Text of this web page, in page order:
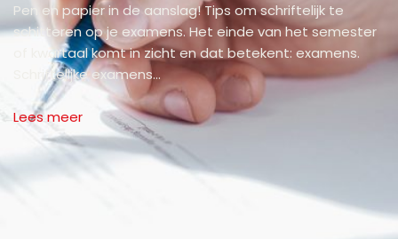
Pen en papier in de aanslag! Tips om schriftelijk te
schitteren op je examens. Het einde van het semester
of kwartaal komt in zicht en dat betekent: examens.
Schriftelijke examens…
Lees meer